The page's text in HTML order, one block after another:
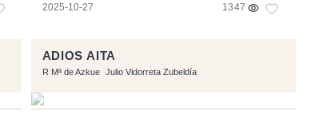
2025-10-27 1347
ADIOS AITA
R Mª de Azkue Julio Vidorreta Zubeldía